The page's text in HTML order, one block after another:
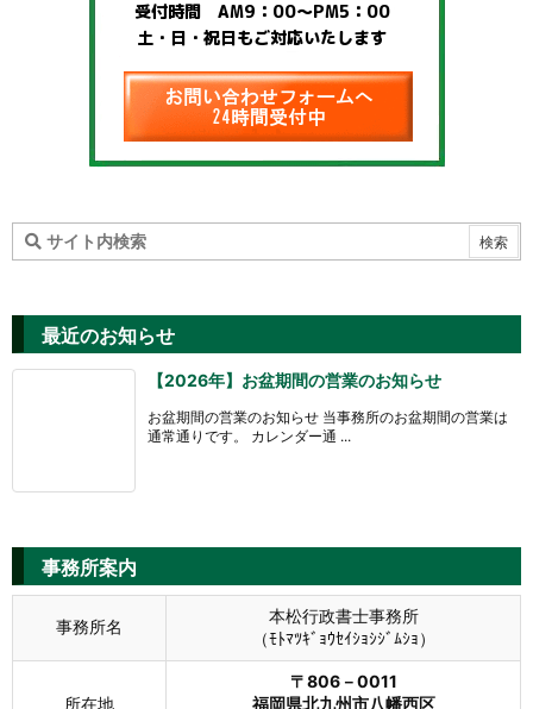
最近のお知らせ
【2026年】お盆期間の営業のお知らせ
お盆期間の営業のお知らせ 当事務所のお盆期間の営業は
通常通りです。 カレンダー通 ...
事務所案内
事務所名
本松行政書士事務所
（ﾓﾄﾏﾂｷﾞｮｳｾｲｼｮｼｼﾞﾑｼｮ）
所在地
〒806－0011
福岡県北九州市八幡西区